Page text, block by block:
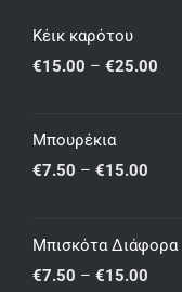
Κέικ καρότου
€15.00 – €25.00
Μπουρέκια
€7.50 – €15.00
Μπισκότα Διάφορα
€7.50 – €15.00